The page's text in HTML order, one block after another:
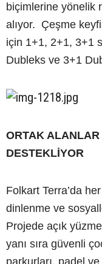
biçimlerine yönelik
alıyor. Çeşme
için 1+1, 2+1, 3+1
Dubleks ve 3+1
ORTAK ALANLAR
DESTEKLİYOR
Folkart Terra’da
dinlenme ve
Projede açık
yanı sıra güvenli